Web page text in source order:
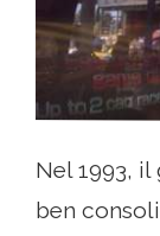
Nel 1993,
ben